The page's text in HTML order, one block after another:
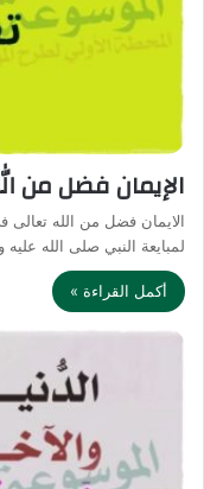
الإيمان فضل من
الايمان فضل من الله تعالى
لمبايعة النبي صلى الله
أكمل القراءة »